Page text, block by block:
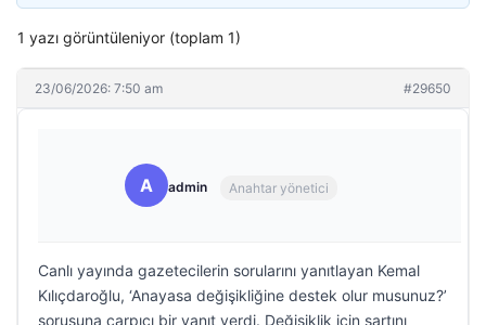
1 yazı görüntüleniyor (toplam 1)
23/06/2026: 7:50 am #29650
A admin Anahtar yönetici
Canlı yayında gazetecilerin sorularını yanıtlayan Kemal
Kılıçdaroğlu, ‘Anayasa değişikliğine destek olur musunuz?’
sorusuna çarpıcı bir yanıt verdi. Değişiklik için şartını